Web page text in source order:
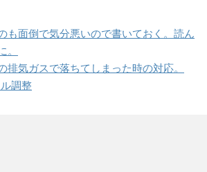
も面倒で気分悪いので書いておく。読ん
。
排気ガスで落ちてしまった時の対応。
調整